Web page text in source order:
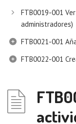
FTB0019-001
administradores)
FTB0021-001
FTB0022-001